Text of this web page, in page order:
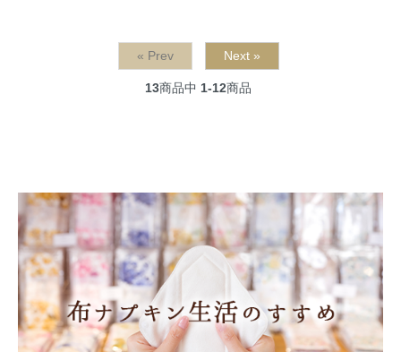
« Prev Next »
13商品中 1-12商品